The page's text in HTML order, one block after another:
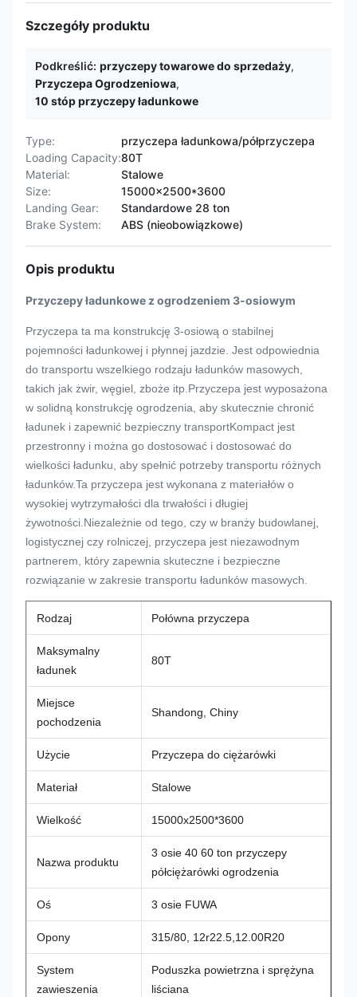
Szczegóły produktu
Podkreślić: przyczepy towarowe do sprzedaży,
Przyczepa Ogrodzeniowa,
10 stóp przyczepy ładunkowe
Type:
przyczepa ładunkowa/półprzyczepa
Loading Capacity:80T
Material:
Stalowe
Size:
15000x2500*3600
Landing Gear:
Standardowe 28 ton
Brake System:
ABS (nieobowiązkowe)
Opis produktu
Przyczepy ładunkowe z ogrodzeniem 3-osiowym
Przyczepa ta ma konstrukcję 3-osiową o stabilnej
pojemności ładunkowej i płynnej jazdzie. Jest odpowiednia
do transportu wszelkiego rodzaju ładunków masowych,
takich jak żwir, węgiel, zboże itp.Przyczepa jest wyposażona
w solidną konstrukcję ogrodzenia, aby skutecznie chronić
ładunek i zapewnić bezpieczny transportKompact jest
przestronny i można go dostosować i dostosować do
wielkości ładunku, aby spełnić potrzeby transportu różnych
ładunków.Ta przyczepa jest wykonana z materiałów o
wysokiej wytrzymałości dla trwałości i długiej
żywotności.Niezależnie od tego, czy w branży budowlanej,
logistycznej czy rolniczej, przyczepa jest niezawodnym
partnerem, który zapewnia skuteczne i bezpieczne
rozwiązanie w zakresie transportu ładunków masowych.
Rodzaj Połówna przyczepa
Maksymalny
ładunek
80T
Miejsce
pochodzenia
Shandong, Chiny
Użycie Przyczepa do ciężarówki
Materiał Stalowe
Wielkość 15000x2500*3600
Nazwa produktu
3 osie 40 60 ton przyczepy
półciężarówki ogrodzenia
Oś 3 osie FUWA
Opony 315/80, 12r22.5,12.00R20
System
zawieszenia
Poduszka powietrzna i sprężyna
liściana